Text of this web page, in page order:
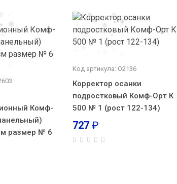
Комф-
размер № 6
Код артикула: О2136
Корректор осанки
подростковый Комф-Орт К
500 № 1 (рост 122-134)
727 ₽